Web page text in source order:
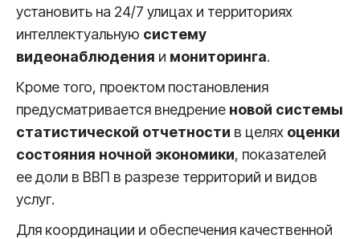
установить на 24/7 улицах и территориях
интеллектуальную систему
видеонаблюдения и мониторинга.
Кроме того, проектом постановления
предусматривается внедрение новой системы
статистической отчетности в целях оценки
состояния ночной экономики, показателей
ее доли в ВВП в разрезе территорий и видов
услуг.
Для координации и обеспечения качественной